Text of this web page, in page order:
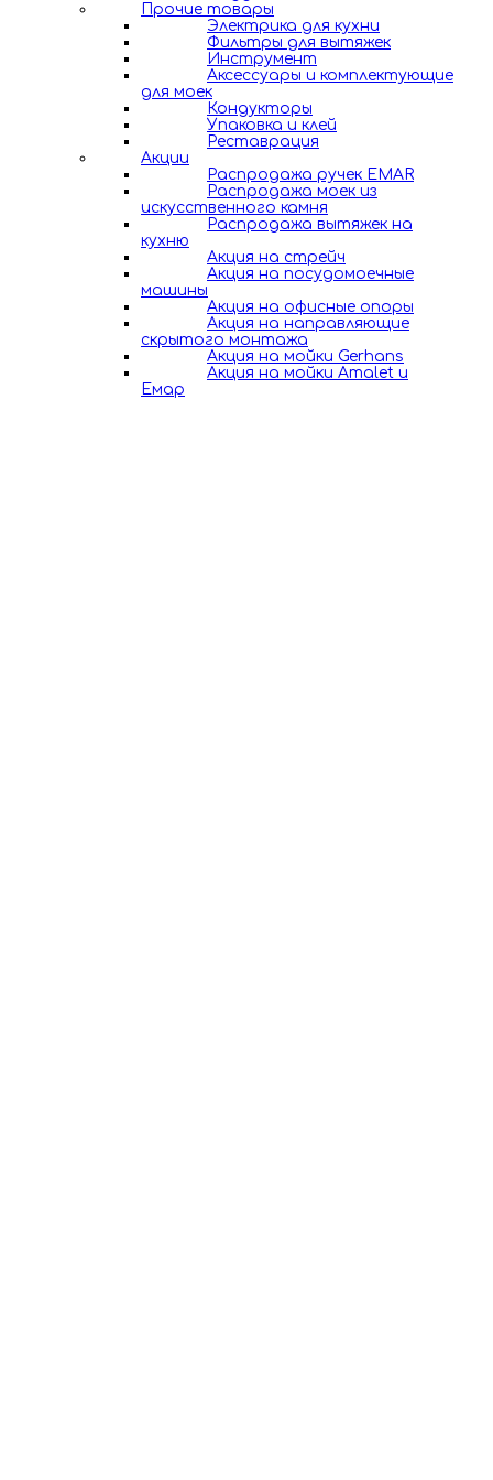
Прочие товары
Электрика для кухни
Фильтры для вытяжек
Инструмент
Аксессуары и комплектующие
для моек
Кондукторы
Упаковка и клей
Реставрация
Акции
Распродажа ручек EMAR
Распродажа моек из
искусственного камня
Распродажа вытяжек на
кухню
Акция на стрейч
Акция на посудомоечные
машины
Акция на офисные опоры
Акция на направляющие
скрытого монтажа
Акция на мойки Gerhans
Акция на мойки Amalet и
Емар